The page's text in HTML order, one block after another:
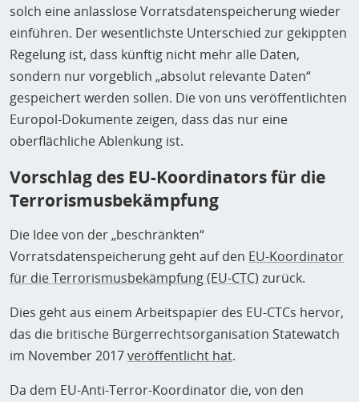
solch eine anlasslose Vorratsdatenspeicherung wieder
einführen. Der wesentlichste Unterschied zur gekippten
Regelung ist, dass künftig nicht mehr alle Daten,
sondern nur vorgeblich „absolut relevante Daten“
gespeichert werden sollen. Die von uns veröffentlichten
Europol-Dokumente zeigen, dass das nur eine
oberflächliche Ablenkung ist.
Vorschlag des EU-Koordinators für die
Terrorismusbekämpfung
Die Idee von der „beschränkten“
Vorratsdatenspeicherung geht auf den EU-Koordinator
für die Terrorismusbekämpfung (EU-CTC) zurück.
Dies geht aus einem Arbeitspapier des EU-CTCs hervor,
das die britische Bürgerrechtsorganisation Statewatch
im November 2017veröffentlicht hat.
Da dem EU-Anti-Terror-Koordinator die, von den